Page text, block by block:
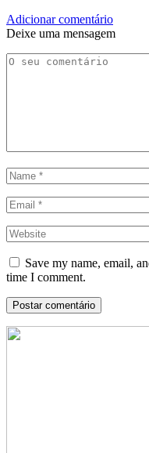
Adicionar comentário
Deixe uma mensagem
Save my name, email,
time I comment.